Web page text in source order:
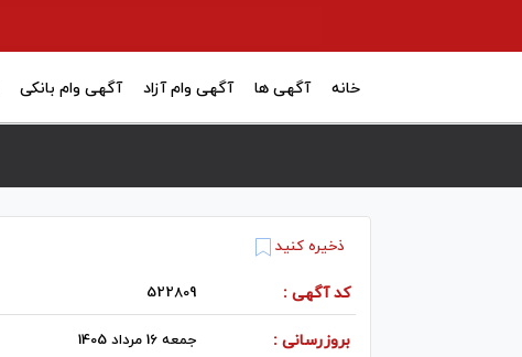
خانه آگهی ها آگهی وام آزاد آگهی وام بانکی
ذخیره کنید
کد آگهی : 522809
بروزرسانی : جمعه 16 مرداد 1405